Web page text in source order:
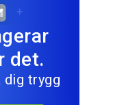
det.
dig trygg